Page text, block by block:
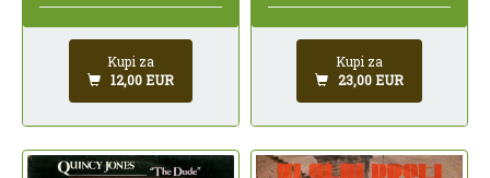
Kupi za
12,00 EUR
Kupi za
23,00 EUR